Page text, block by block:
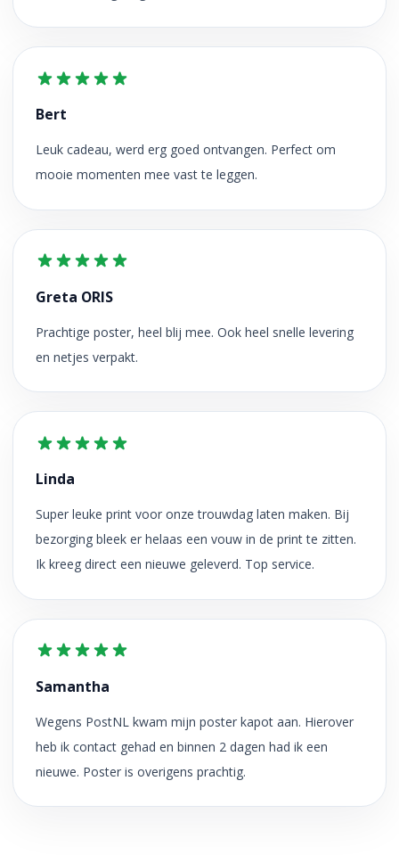
Bert
Leuk cadeau, werd erg goed ontvangen. Perfect om
mooie momenten mee vast te leggen.
Greta ORIS
Prachtige poster, heel blij mee. Ook heel snelle levering
en netjes verpakt.
Linda
Super leuke print voor onze trouwdag laten maken. Bij
bezorging bleek er helaas een vouw in de print te zitten.
Ik kreeg direct een nieuwe geleverd. Top service.
Samantha
Wegens PostNL kwam mijn poster kapot aan. Hierover
heb ik contact gehad en binnen 2 dagen had ik een
nieuwe. Poster is overigens prachtig.